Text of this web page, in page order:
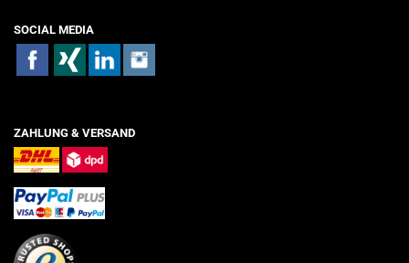
SOCIAL MEDIA
ZAHLUNG & VERSAND